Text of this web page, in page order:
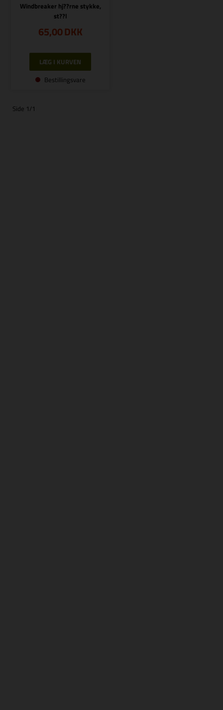
Windbreaker hj??rne stykke,
st??l
65,00DKK
Bestillingsvare
Side 1/1